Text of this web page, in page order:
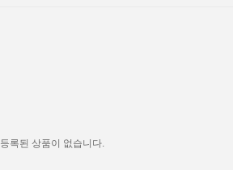
등록된 상품이 없습니다.